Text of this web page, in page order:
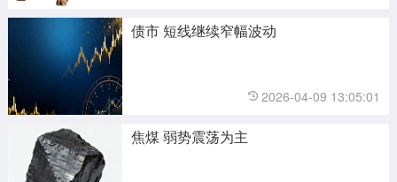
债市 短线继续窄幅波动
2026-04-09 13:05:01
焦煤 弱势震荡为主